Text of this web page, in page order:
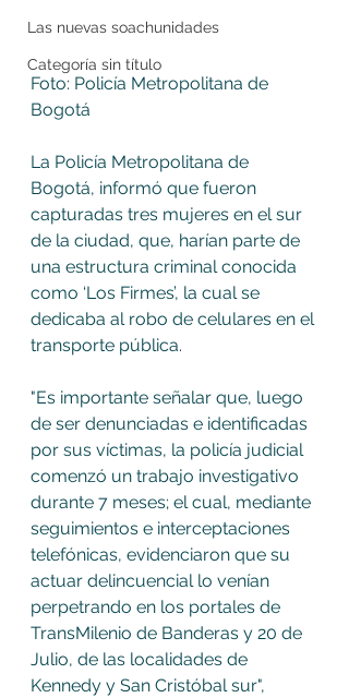
Las nuevas soachunidades
Categoría sin título
Foto: Policía Metropolitana de
Bogotá
La Policía Metropolitana de
Bogotá, informó que fueron
capturadas tres mujeres en el sur
de la ciudad, que, harían parte de
una estructura criminal conocida
como ‘Los Firmes’, la cual se
dedicaba al robo de celulares en el
transporte pública.
"Es importante señalar que, luego
de ser denunciadas e identificadas
por sus víctimas, la policía judicial
comenzó un trabajo investigativo
durante 7 meses; el cual, mediante
seguimientos e interceptaciones
telefónicas, evidenciaron que su
actuar delincuencial lo venían
perpetrando en los portales de
TransMilenio de Banderas y 20 de
Julio, de las localidades de
Kennedy y San Cristóbal sur",